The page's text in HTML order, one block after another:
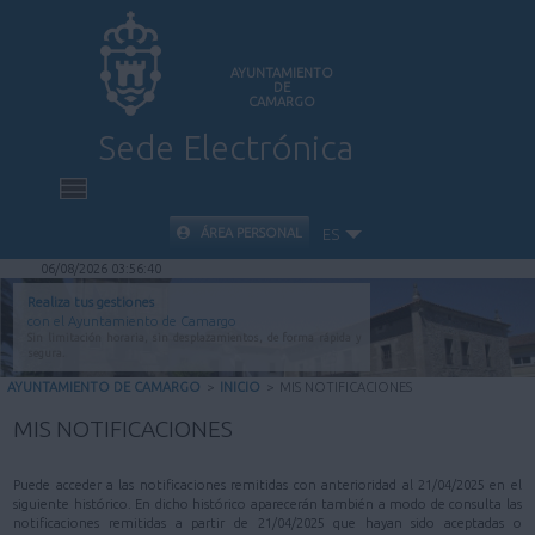
AYUNTAMIENTO
DE
CAMARGO
Sede Electrónica
INICIO
INFORMACIÓN PÚBLICA
CARPETA CIUDADANA
AYUDA
ÁREA PERSONAL ES
06/08/2026 03:56:40
Realiza tus gestiones
con el Ayuntamiento de Camargo
AYUNTAMIENTO DE CAMARGO > INICIO > MIS NOTIFICACIONES
MIS NOTIFICACIONES
Puede acceder a las notificaciones remitidas con anterioridad al 21/04/2025 en el
siguiente histórico. En dicho histórico aparecerán también a modo de consulta las
notificaciones remitidas a partir de 21/04/2025 que hayan sido aceptadas o